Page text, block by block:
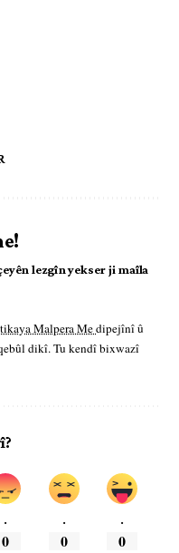
lezgîn yekser ji maîla
Malpera Medipejînî û
dikî. Tu kendî bixwazî
.
0
.
0
.
0